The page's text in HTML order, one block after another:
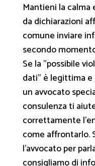
Mantieni la
da dichiarazioni
comune inviare
secondo
Se la "possibile
dati" è legittima e
un avvocato
consulenza ti
correttamente
come affrontarlo.
l'avvocato per
consigliamo di